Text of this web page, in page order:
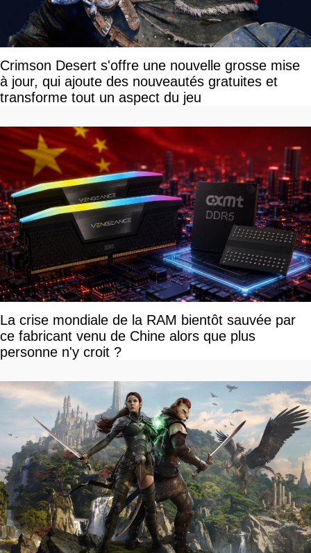
Crimson Desert s'offre une nouvelle grosse mise
à jour, qui ajoute des nouveautés gratuites et
transforme tout un aspect du jeu
La crise mondiale de la RAM bientôt sauvée par
ce fabricant venu de Chine alors que plus
personne n'y croit ?